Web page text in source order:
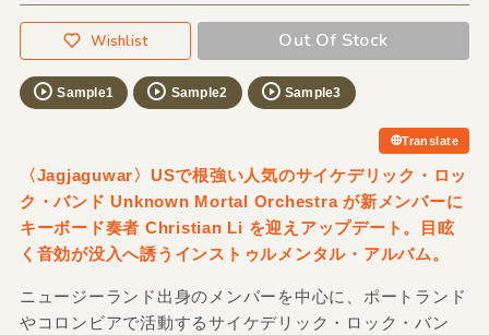
Wishlist Out Of Stock
Sample1 Sample2 Sample3
Translate
〈Jagjaguwar〉USで根強い人気のサイケデリック・ロッ
ク・バンド Unknown Mortal Orchestra が新メンバーに
キーボード奏者 Christian Li を迎えアップデート。目眩
く音効が没入へ誘うインストゥルメンタル・アルバム。
ニュージーランド出身のメンバーを中心に、ポートランド
やコロンビアで活動するサイケデリック・ロック・バン